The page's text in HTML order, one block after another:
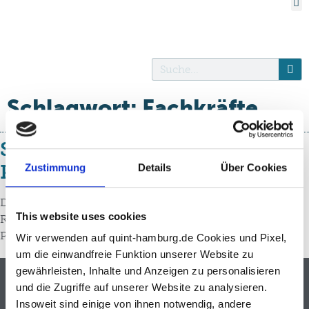
Zustimmung Details Über Cookies
This website uses cookies
Wir verwenden auf quint-hamburg.de Cookies und Pixel,
um die einwandfreie Funktion unserer Website zu
gewährleisten, Inhalte und Anzeigen zu personalisieren
und die Zugriffe auf unserer Website zu analysieren.
Insoweit sind einige von ihnen notwendig, andere
Schlagwort: Fachkräfte
Stabwechsel innerhalb der
Projektleitung
Der bisherige Projektleiter Martin Vorhauer ist in den
Ruhestand gegangen. Für ihn rückt Grone
Produktmanagerin Anne-May Mallinckrodt nach.
Impressum
Datenschutzerklärung